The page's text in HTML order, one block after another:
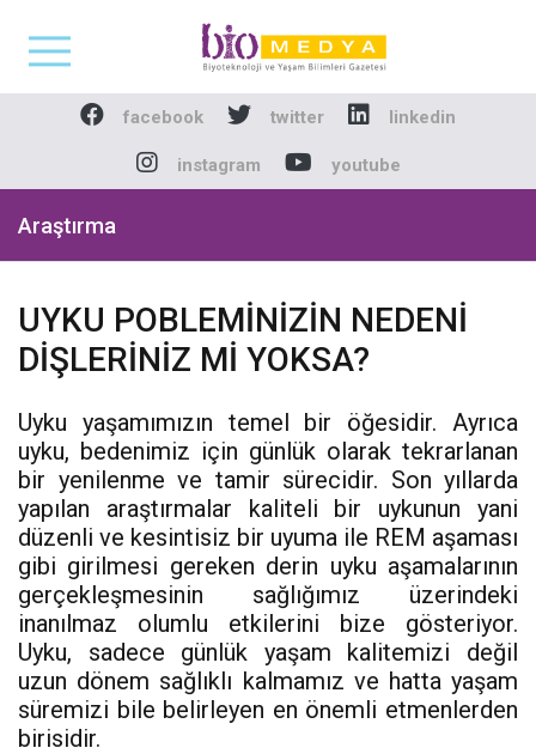
Biomedya -
facebook twitter linkedin
instagram youtube
Araştırma
UYKU POBLEMİNİZİN NEDENİ
DİŞLERİNİZ Mİ YOKSA?
Uyku yaşamımızın temel bir öğesidir. Ayrıca
uyku, bedenimiz için günlük olarak tekrarlanan
bir yenilenme ve tamir sürecidir. Son yıllarda
yapılan araştırmalar kaliteli bir uykunun yani
düzenli ve kesintisiz bir uyuma ile REM aşaması
gibi girilmesi gereken derin uyku aşamalarının
gerçekleşmesinin sağlığımız üzerindeki
inanılmaz olumlu etkilerini bize gösteriyor.
Uyku, sadece günlük yaşam kalitemizi değil
uzun dönem sağlıklı kalmamız ve hatta yaşam
süremizi bile belirleyen en önemli etmenlerden
birisidir.